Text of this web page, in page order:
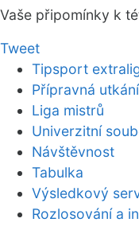
Vaše připomínky k
Tweet
Tipsport
Přípravná utkání
Liga mistrů
Univerzitní
Návštěvnost
Tabulka
Výsledkový
Rozlosování a